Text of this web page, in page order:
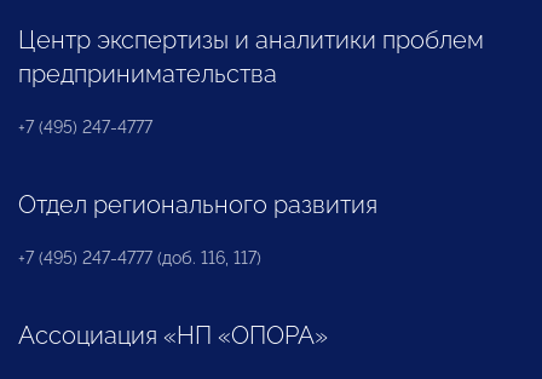
Центр экспертизы и аналитики проблем
предпринимательства
+7 (495) 247-4777
Отдел регионального развития
+7 (495) 247-4777 (доб. 116, 117)
Ассоциация «НП «ОПОРА»